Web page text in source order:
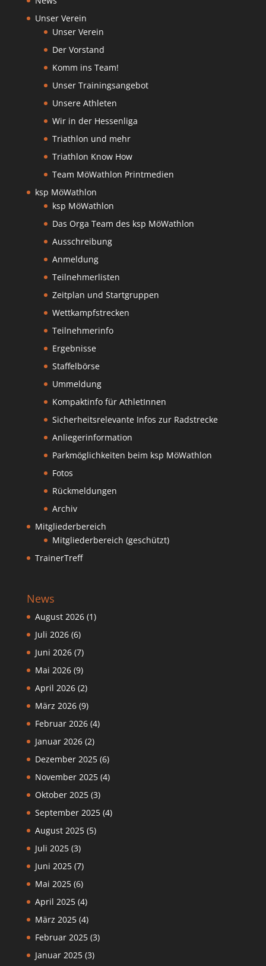
Unser Verein
Unser Verein
Der Vorstand
Komm ins Team!
Unser Trainingsangebot
Unsere Athleten
Wir in der Hessenliga
Triathlon und mehr
Triathlon Know How
Team MöWathlon Printmedien
ksp MöWathlon
ksp MöWathlon
Das Orga Team des ksp MöWathlon
Ausschreibung
Anmeldung
Teilnehmerlisten
Zeitplan und Startgruppen
Wettkampfstrecken
Teilnehmerinfo
Ergebnisse
Staffelbörse
Ummeldung
Kompaktinfo für AthletInnen
Sicherheitsrelevante Infos zur Radstrecke
Anliegerinformation
Parkmöglichkeiten beim ksp MöWathlon
Fotos
Rückmeldungen
Archiv
Mitgliederbereich
Mitgliederbereich (geschützt)
TrainerTreff
News
August 2026(1)
Juli 2026(6)
Juni 2026(7)
Mai 2026(9)
April 2026(2)
März 2026(9)
Februar 2026(4)
Januar 2026(2)
Dezember 2025(6)
November 2025(4)
Oktober 2025(3)
September 2025(4)
August 2025(5)
Juli 2025(3)
Juni 2025(7)
Mai 2025(6)
April 2025(4)
März 2025(4)
Februar 2025(3)
Januar 2025(3)